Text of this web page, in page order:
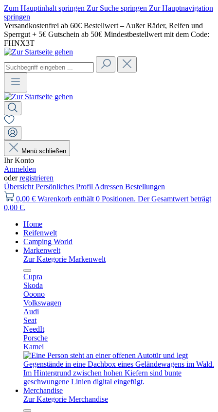
Zum Hauptinhalt springen Zur Suche springen Zur Hauptnavigation
springen
Versandkostenfrei ab 60€ Bestellwert – Außer Räder, Reifen und
Sperrgut + 5€ Gutschein ab 50€ Mindestbestellwert mit dem Code:
FHNX3T
Menü schließen
Ihr Konto
Anmelden
oderregistrieren
Übersicht Persönliches Profil Adressen Bestellungen
0,00 € Warenkorb enthält 0 Positionen. Der Gesamtwert beträgt
0,00 €.
Home
Reifenwelt
Camping World
Markenwelt
Zur Kategorie Markenwelt
Cupra
Skoda
Ooono
Volkswagen
Audi
Seat
NeedIt
Porsche
Kamei
Merchandise
Zur Kategorie Merchandise